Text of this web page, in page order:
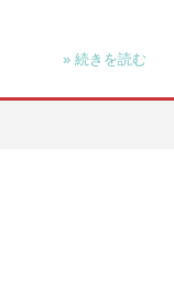
» 続きを読む